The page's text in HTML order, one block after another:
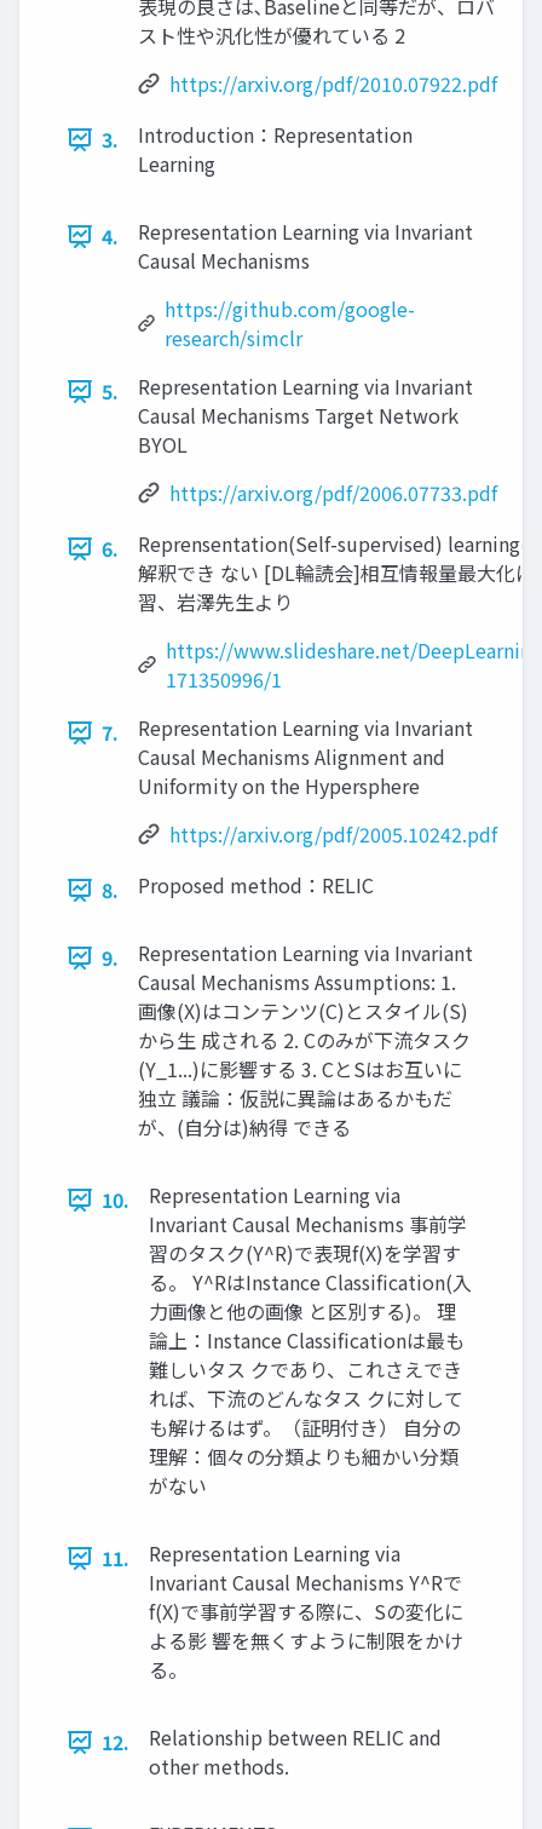
表現の良さは､Baselineと同等だが、ロバ
スト性や汎化性が優れている 2
https://arxiv.org/pdf/2010.07922.pdf
3.
Introduction：Representation
Learning
4.
Representation Learning via Invariant
Causal Mechanisms
https://github.com/google-
research/simclr
5.
Representation Learning via Invariant
Causal Mechanisms Target Network
BYOL
https://arxiv.org/pdf/2006.07733.pdf
6.
Reprensentation(Self-supervised) learning
解釈でき ない [DL輪読会]相互情報量最大化に
習、岩澤先生より
https://www.slideshare.net/
171350996/1
7.
Representation Learning via Invariant
Causal Mechanisms Alignment and
Uniformity on the Hypersphere
https://arxiv.org/pdf/2005.10242.pdf
8.
Proposed method：RELIC
9.
Representation Learning via Invariant
Causal Mechanisms Assumptions: 1.
画像(X)はコンテンツ(C)とスタイル(S)
から生 成される 2. Cのみが下流タスク
(Y_1...)に影響する 3. CとSはお互いに
独立 議論：仮説に異論はあるかもだ
が、(自分は)納得 できる
10.
Representation Learning via
Invariant Causal Mechanisms 事前学
習のタスク(Y^R)で表現f(X)を学習す
る。 Y^RはInstance Classification(入
力画像と他の画像 と区別する)。 理
論上：Instance Classificationは最も
難しいタス クであり、これさえでき
れば、下流のどんなタス クに対して
も解けるはず。（証明付き） 自分の
理解：個々の分類よりも細かい分類
がない
11.
Representation Learning via
Invariant Causal Mechanisms Y^Rで
f(X)で事前学習する際に、Sの変化に
よる影 響を無くすように制限をかけ
る。
12.
Relationship between RELIC and
other methods.